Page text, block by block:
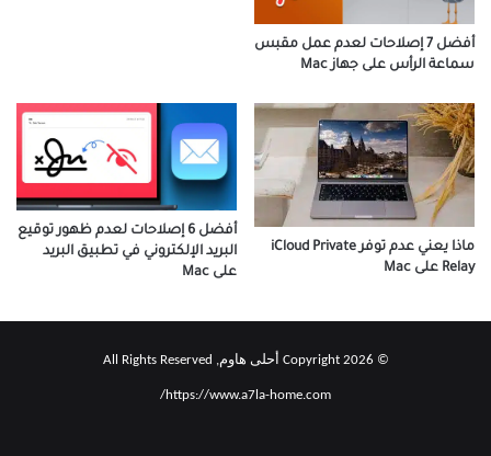
أفضل 7 إصلاحات لعدم عمل مقبس
سماعة الرأس على جهاز Mac
أفضل 6 إصلاحات لعدم ظهور توقيع
البريد الإلكتروني في تطبيق البريد
على Mac
ماذا يعني عدم توفر iCloud Private
Relay على Mac
© Copyright 2026 أحلى هاوم, All Rights Reserved
https://www.a7la-home.com/